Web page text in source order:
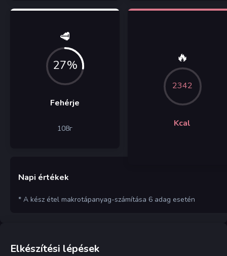
🥩
27%
Fehérje
108г
🔥
2342
Kcal
Napi értékek
* A kész étel makrotápanyag-számítása 6 adag esetén
Elkészítési lépések